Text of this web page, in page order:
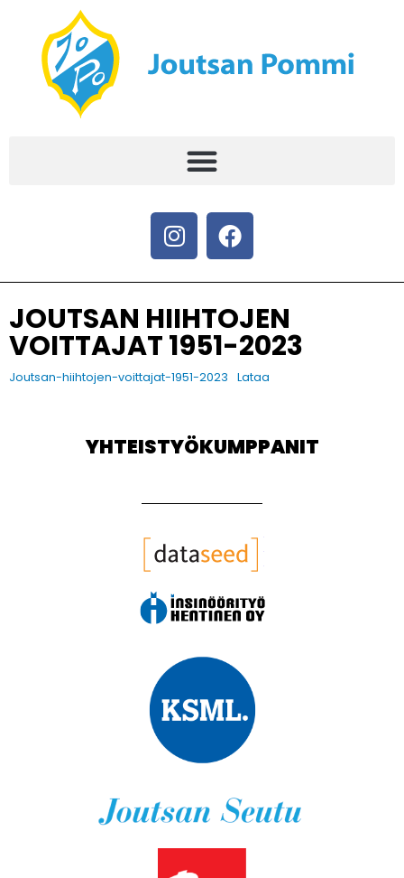
JOUTSAN HIIHTOJEN
VOITTAJAT 1951-2023
Joutsan-hiihtojen-voittajat-1951-2023 Lataa
YHTEISTYÖKUMPPANIT